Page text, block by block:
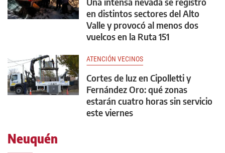
en distintos sectores del Alto
Valle y provocó al menos dos
vuelcos en la Ruta 151
ATENCIÓN VECINOS
Cortes de luz en Cipolletti y
Fernández Oro: qué zonas
estarán cuatro horas sin servicio
este viernes
Neuquén